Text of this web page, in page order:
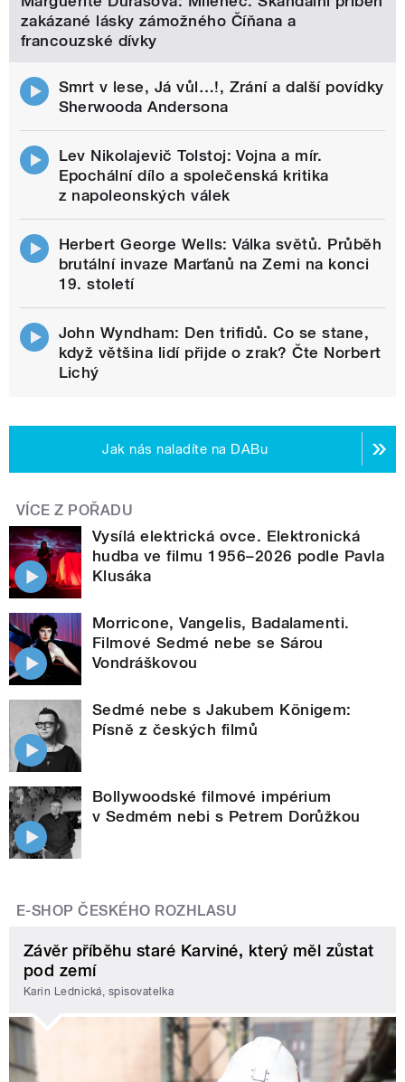
zakázané lásky zámožného Číňana a
francouzské dívky
Smrt v lese, Já vůl…!, Zrání a další povídky
Sherwooda Andersona
Lev Nikolajevič Tolstoj: Vojna a mír.
Epochální dílo a společenská kritika
z napoleonských válek
Herbert George Wells: Válka světů. Průběh
brutální invaze Marťanů na Zemi na konci
19. století
John Wyndham: Den trifidů. Co se stane,
když většina lidí přijde o zrak? Čte Norbert
Lichý
Jak nás naladíte na DABu
VÍCE Z POŘADU
Vysílá elektrická ovce. Elektronická
hudba ve filmu 1956–2026 podle Pavla
Klusáka
Morricone, Vangelis, Badalamenti.
Filmové Sedmé nebe se Sárou
Vondráškovou
Sedmé nebe s Jakubem Königem:
Písně z českých filmů
Bollywoodské filmové impérium
v Sedmém nebi s Petrem Dorůžkou
E-SHOP ČESKÉHO ROZHLASU
Závěr příběhu staré Karviné, který měl zůstat
pod zemí
Karin Lednická, spisovatelka